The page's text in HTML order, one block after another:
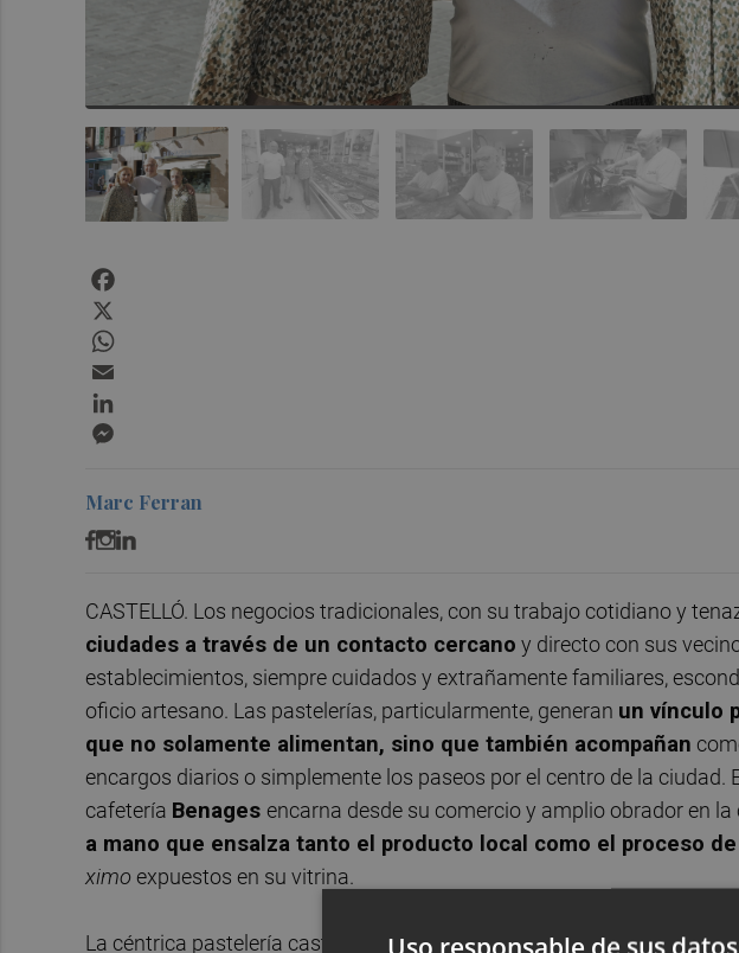
Marc Ferran
CASTELLÓ. Los negocios tradicionales, con su trabajo cotidiano y
ciudades a través de un contacto cercano y directo con sus
establecimientos, siempre cuidados y extrañamente familiares,
oficio artesano. Las pastelerías, particularmente, generan un vínculo
que no solamente alimentan, sino que también acompañan
encargos diarios o simplemente los paseos por el centro de la ciudad.
cafetería Benages encarna desde su comercio y amplio obrador en
a mano que ensalza tanto el producto local como el proceso
ximo expuestos en su vitrina.
La céntrica pastelería castellonense, regentada ahora por los hermanos